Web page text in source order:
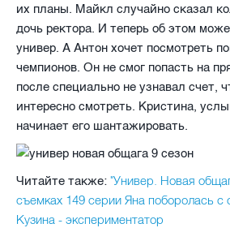
их планы. Майкл случайно сказал
дочь ректора. И теперь об этом
универ. А Антон хочет посмотреть
чемпионов. Он не смог попасть на
после специально не узнавал счет,
интересно смотреть. Кристина,
начинает его шантажировать.
Читайте также: "Универ. Новая
съемках 149 серии Яна поборолась с
Кузина - экспериментатор